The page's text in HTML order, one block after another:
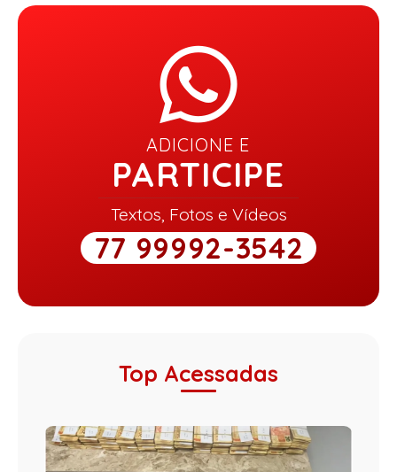
ADICIONE E
PARTICIPE
Textos, Fotos e Vídeos
77 99992-3542
Top Acessadas